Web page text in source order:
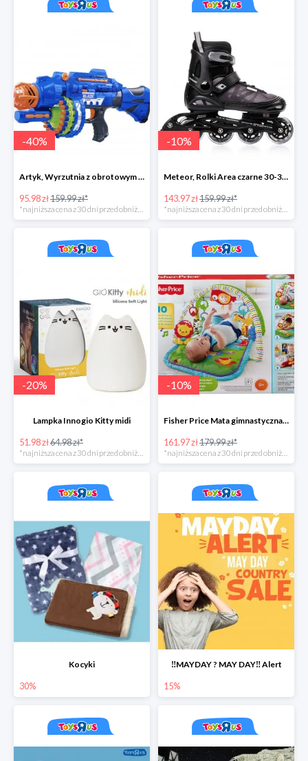
-40%
Artyk, Wyrzutnia z obrotowym bębenkiem ze strzałkami 40 sztuk
95.98 zł159.99 zł*
-10%
Meteor, Rolki Area czarne 30-33 S
143.97 zł159.99 zł*
-20%
Lampka Innogio Kitty midi
51.98 zł64.98 zł*
-10%
Fisher Price Mata gimnastyczna 3 w 1
161.97 zł179.99 zł*
Kocyki
30%
‼️MAYDAY ? MAY DAY‼️ Alert
15%